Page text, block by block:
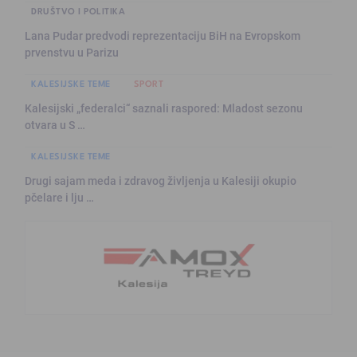
DRUŠTVO I POLITIKA
Lana Pudar predvodi reprezentaciju BiH na Evropskom
prvenstvu u Parizu
KALESIJSKE TEME SPORT
Kalesijski „federalci“ saznali raspored: Mladost sezonu
otvara u S …
KALESIJSKE TEME
Drugi sajam meda i zdravog življenja u Kalesiji okupio
pčelare i lju …